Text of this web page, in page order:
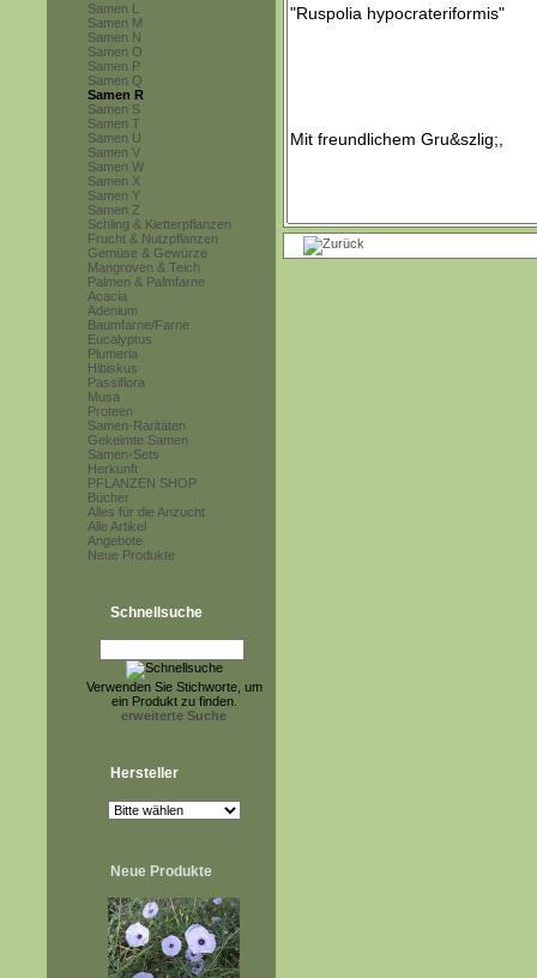
Samen L
Samen M
Samen N
Samen O
Samen P
Samen Q
Samen R
Samen S
Samen T
Samen U
Samen V
Samen W
Samen X
Samen Y
Samen Z
Schling & Kletterpflanzen
Frucht & Nutzpflanzen
Gemüse & Gewürze
Mangroven & Teich
Palmen & Palmfarne
Acacia
Adenium
Baumfarne/Farne
Eucalyptus
Plumeria
Hibiskus
Passiflora
Musa
Proteen
Samen-Raritäten
Gekeimte Samen
Samen-Sets
Herkunft
PFLANZEN SHOP
Bücher
Alles für die Anzucht
Alle Artikel
Angebote
Neue Produkte
Schnellsuche
Verwenden Sie Stichworte, um
ein Produkt zu finden.
erweiterte Suche
Hersteller
Neue Produkte